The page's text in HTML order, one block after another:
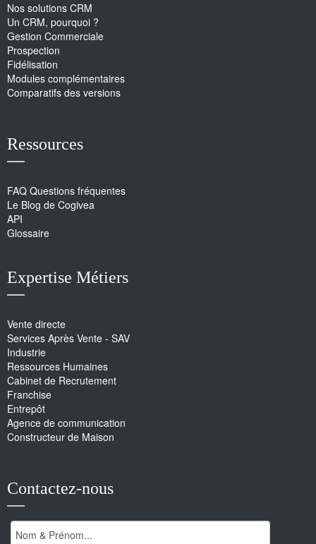
Nos solutions CRM
Un CRM, pourquoi ?
Gestion Commerciale
Prospection
Fidélisation
Modules complémentaires
Comparatifs des versions
Ressources
FAQ Questions fréquentes
Le Blog de Cogivea
API
Glossaire
Expertise Métiers
Vente directe
Services Après Vente - SAV
Industrie
Ressources Humaines
Cabinet de Recrutement
Franchise
Entrepôt
Agence de communication
Constructeur de Maison
Contactez-nous